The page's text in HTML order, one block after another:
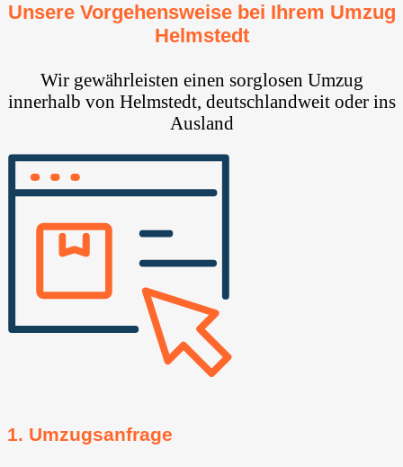
Unsere Vorgehensweise bei Ihrem Umzug
Helmstedt
Wir gewährleisten einen sorglosen Umzug
innerhalb von Helmstedt, deutschlandweit oder ins
Ausland
1. Umzugsanfrage